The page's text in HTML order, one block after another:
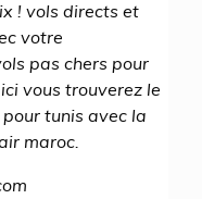
! vols directs et
votre
pas chers pour
vous trouverez le
tunis avec la
maroc.